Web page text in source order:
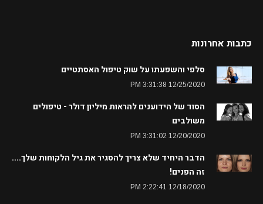
כתבות אחרונות
סלפי והשפעתו על שוק טיפול האסתטיים
12/25/2020 3:31:38 PM
הסוד של הידוענים להראות מיליון דולר - טיפולים
משולבים
12/20/2020 3:31:02 PM
הדבר היחיד שלא צריך להסגיר את גיל הלקוחות שלך....
זה הפנים!
12/18/2020 2:22:41 PM